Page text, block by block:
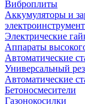
Виброплиты
Аккумуляторы и
Электрические
Аппараты
Автоматические
Универсальный
Автоматические
Бетоносмесители
Газонокосилки